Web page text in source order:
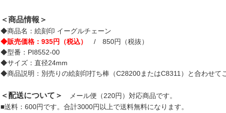
＜商品情報＞
◆商品名：絵刻印 イーグルチェーン
◆販売価格：935円（税込）
/ 850円（税抜）
◆型番：PI8552-00
◆サイズ：直径24mm
◆商品説明：別売りの絵刻印打ち棒（C28200またはC8311）と合わせて
＜配送について＞
メール便（220円）対応商品です。
■送料：600円です。合計3000円以上で送料無料になります。